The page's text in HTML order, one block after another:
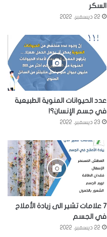
السكر
22 ديسمبر، 2022
عدد الحيوانات المنوية الطبيعية
في جسم الإنسان؟!
23 ديسمبر، 2022
7 علامات تشير الى زيادة الأملاح
في الجسم
22 ديسمبر، 2022